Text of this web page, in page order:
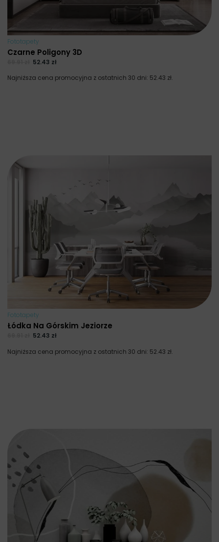
Fototapety
Czarne Poligony 3D
52.43 zł
Najniższa cena promocyjna z ostatnich 30 dni: 52.43 zł.
Fototapety
Łódka Na Górskim Jeziorze
52.43 zł
Najniższa cena promocyjna z ostatnich 30 dni: 52.43 zł.